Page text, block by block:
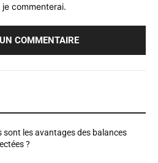
commenterai.
sont les avantages des balances
?